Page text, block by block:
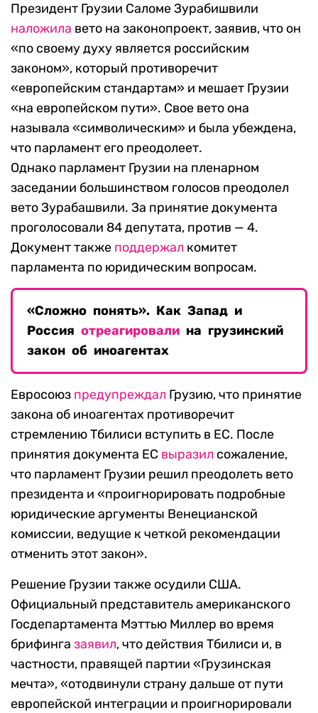
Президент Грузии Саломе Зурабишвили
наложила вето на законопроект, заявив, что он
«по своему духу является российским
законом», который противоречит
«европейским стандартам» и мешает Грузии
«на европейском пути». Свое вето она
называла «символическим» и была убеждена,
что парламент его преодолеет.
Однако парламент Грузии на пленарном
заседании большинством голосов преодолел
вето Зурабашвили. За принятие документа
проголосовали 84 депутата, против — 4.
Документ также поддержал комитет
парламента по юридическим вопросам.
«Сложно понять». Как Запад и
Россия отреагировали на грузинский
закон об иноагентах
Евросоюз предупреждал Грузию, что принятие
закона об иноагентах противоречит
стремлению Тбилиси вступить в ЕС. После
принятия документа ЕС выразил сожаление,
что парламент Грузии решил преодолеть вето
президента и «проигнорировать подробные
юридические аргументы Венецианской
комиссии, ведущие к четкой рекомендации
отменить этот закон».
Решение Грузии также осудили США.
Официальный представитель американского
Госдепартамента Мэттью Миллер во время
брифинга заявил, что действия Тбилиси и, в
частности, правящей партии «Грузинская
мечта», «отодвинули страну дальше от пути
европейской интеграции и проигнорировали